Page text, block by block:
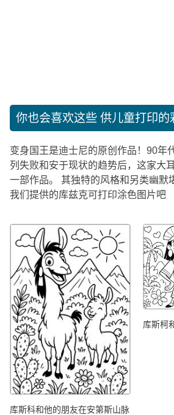
你也会喜欢这些 供儿童打印的
变身国王是迪士尼的原创作品！90年
列失败和安于现状的趋势后，这家大
一部作品。 其独特的风格和另类幽默
我们提供的库兹克可打印涂色图片吧
库斯科和他的朋友在安第斯山脉
库斯柯